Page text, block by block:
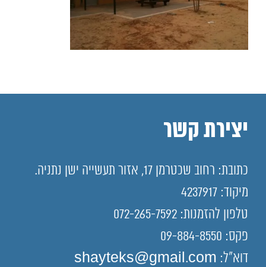
יצירת קשר
כתובת: רחוב שכטרמן 17, אזור תעשייה ישן נתניה.
מיקוד: 4237917
טלפון להזמנות: 072-265-7592
פקס: 09-884-8550
דוא"ל: shayteks@gmail.com